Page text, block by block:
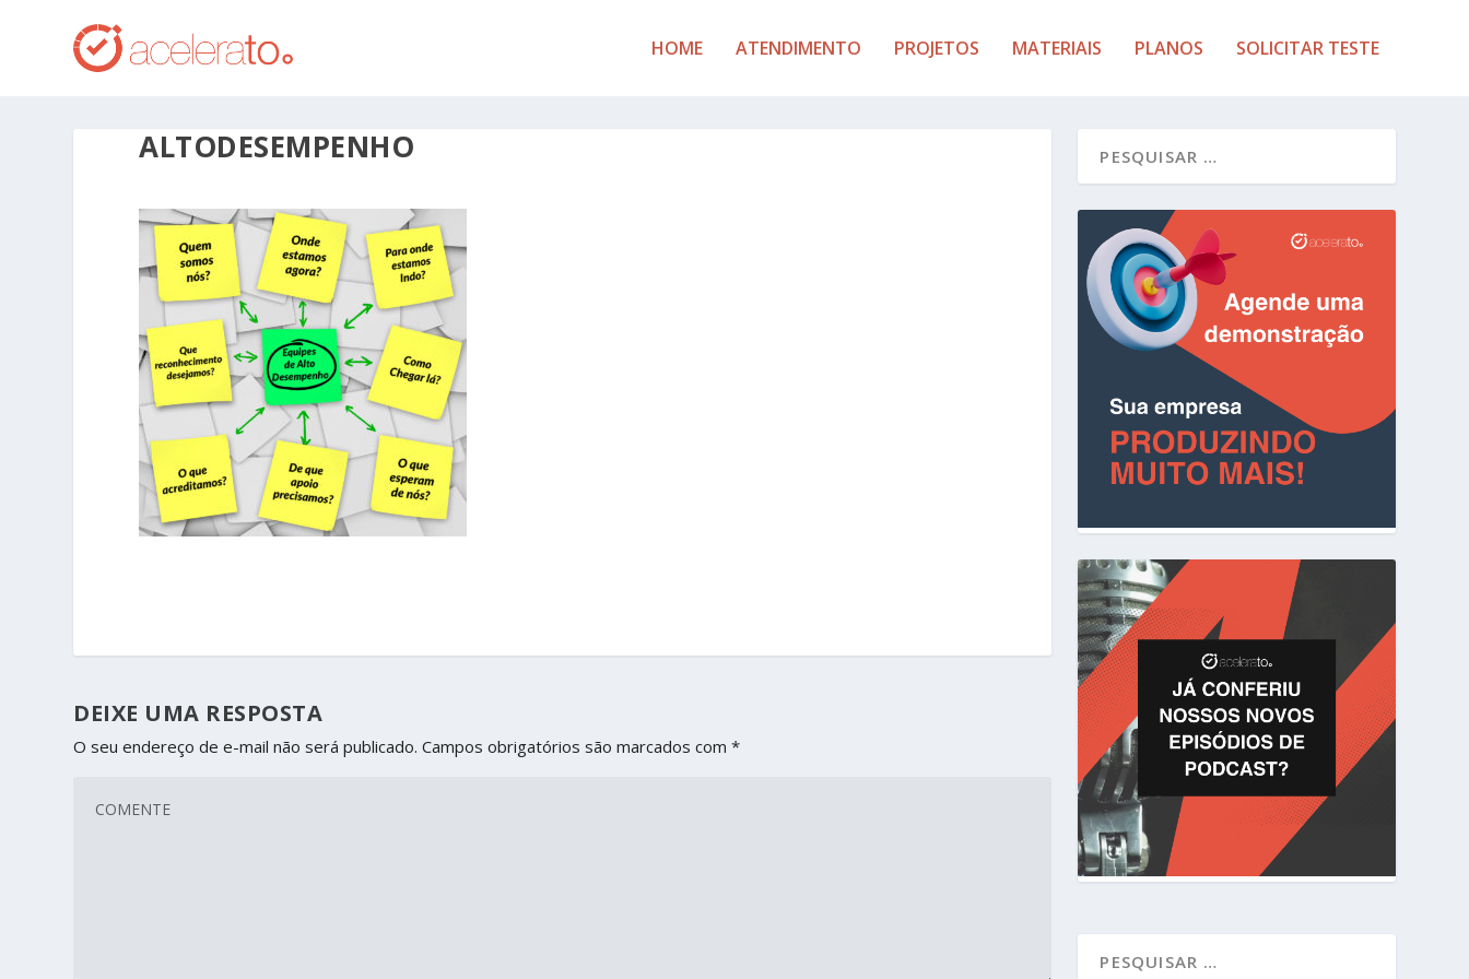
HOME ATENDIMENTO PROJETOS MATERIAIS PLANOS SOLICITAR TESTE
ALTODESEMPENHO
DEIXE UMA RESPOSTA
O seu endereço de e-mail não será publicado. Campos obrigatórios são marcados com*